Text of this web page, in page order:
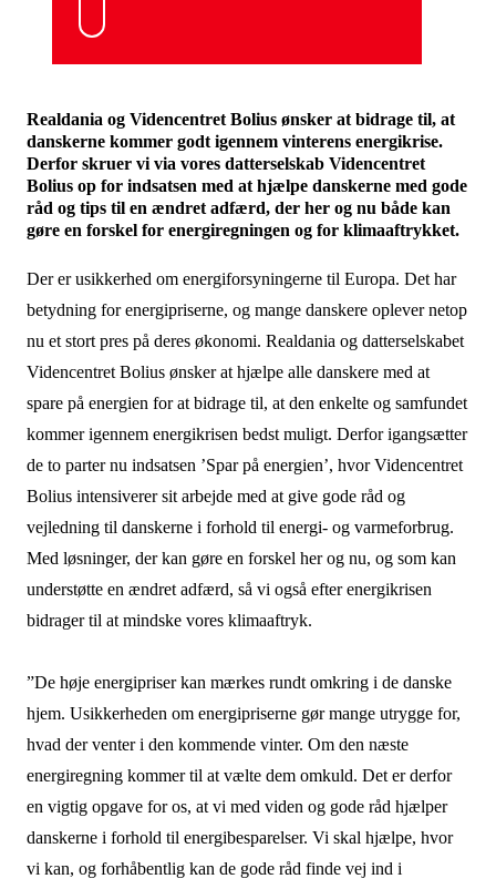
Realdania og Videncentret Bolius ønsker at bidrage til, at
danskerne kommer godt igennem vinterens energikrise.
Derfor skruer vi via vores datterselskab Videncentret
Bolius op for indsatsen med at hjælpe danskerne med gode
råd og tips til en ændret adfærd, der her og nu både kan
gøre en forskel for energiregningen og for klimaaftrykket.
Der er usikkerhed om energiforsyningerne til Europa. Det har
betydning for energipriserne, og mange danskere oplever netop
nu et stort pres på deres økonomi. Realdania og datterselskabet
Videncentret Bolius ønsker at hjælpe alle danskere med at
spare på energien for at bidrage til, at den enkelte og samfundet
kommer igennem energikrisen bedst muligt. Derfor igangsætter
de to parter nu indsatsen ’Spar på energien’, hvor Videncentret
Bolius intensiverer sit arbejde med at give gode råd og
vejledning til danskerne i forhold til energi- og varmeforbrug.
Med løsninger, der kan gøre en forskel her og nu, og som kan
understøtte en ændret adfærd, så vi også efter energikrisen
bidrager til at mindske vores klimaaftryk.
”De høje energipriser kan mærkes rundt omkring i de danske
hjem. Usikkerheden om energipriserne gør mange utrygge for,
hvad der venter i den kommende vinter. Om den næste
energiregning kommer til at vælte dem omkuld. Det er derfor
en vigtig opgave for os, at vi med viden og gode råd hjælper
danskerne i forhold til energibesparelser. Vi skal hjælpe, hvor
vi kan, og forhåbentlig kan de gode råd finde vej ind i